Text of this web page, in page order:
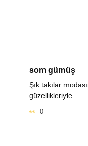
som gümüş
Şık takılar
güzellikleriyle
0